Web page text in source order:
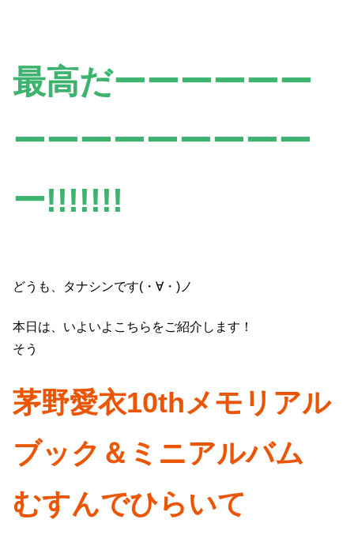
最高だーーーーーー
ーーーーーーーーー
ー!!!!!!!
どうも、タナシンです(・∀・)ノ
本日は、いよいよこちらをご紹介します！
そう
茅野愛衣10thメモリアル
ブック＆ミニアルバム
むすんでひらいて